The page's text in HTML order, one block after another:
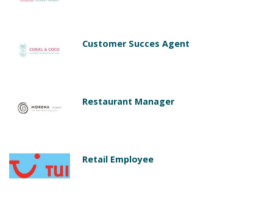
Customer Succes Agent
Restaurant Manager
Retail Employee